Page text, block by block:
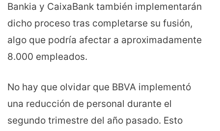
Bankia y CaixaBank también implementarán
dicho proceso tras completarse su fusión,
algo que podría afectar a aproximadamente
8.000 empleados.
No hay que olvidar que BBVA implementó
una reducción de personal durante el
segundo trimestre del año pasado. Esto